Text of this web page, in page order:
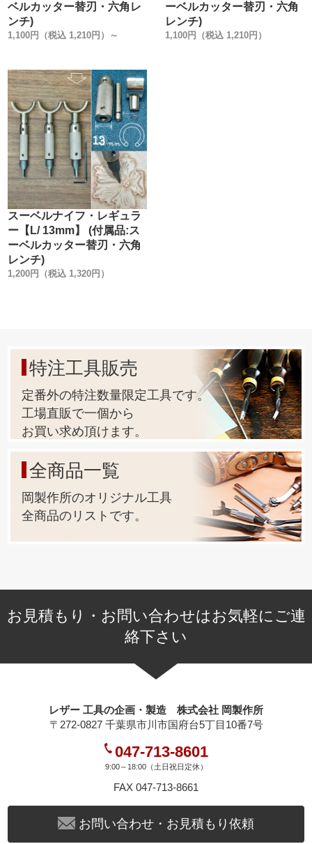
ベルカッター替刃・六角レ
ンチ)
1,100円（税込 1,210円）～
ーベルカッター替刃・六角
レンチ)
1,100円（税込 1,210円）
スーベルナイフ・レギュラ
ー【L/ 13mm】 (付属品:ス
ーベルカッター替刃・六角
レンチ)
1,200円（税込 1,320円）
特注工具販売
定番外の特注数量限定工具です。
工場直販で一個から
お買い求め頂けます。
全商品一覧
岡製作所のオリジナル工具
全商品のリストです。
お見積もり・お問い合わせはお気軽にご連
絡下さい
レザー 工具の企画・製造 株式会社 岡製作所
〒272-0827 千葉県市川市国府台5丁目10番7号
047-713-8601
9:00～18:00（土日祝日定休）
FAX 047-713-8661
お問い合わせ・お見積もり依頼